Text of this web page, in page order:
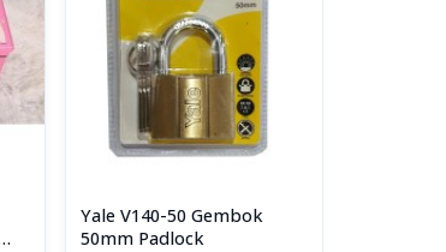
Yale V140-50 Gembok
50mm Padlock